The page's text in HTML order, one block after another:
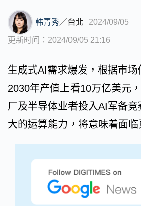
韩青秀／台北 2024/09/05
更新时间：2024/09/05 21:16
生成式AI需求爆发，根据市
2030年产值上看10万亿美元
厂及半导体业者投入AI军备
大的运算能力，将意味着面